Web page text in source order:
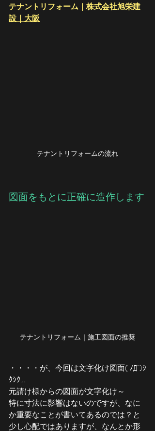
テナントリフォーム｜株式会社旭栄建
設｜大阪
テナントリフォームの流れ
図面をもとに正確に造作します
テナントリフォーム｜施工図面の推奨
・・・・が、今回は文字化け図面( ﾉД`)ｼ
ｸｼｸ…
元請け様からの図面が文字化け～
特に寸法に影響はないのですが、なに
か重要なことが書いてあるのでは？と
少し心配ではありますが、なんとか形